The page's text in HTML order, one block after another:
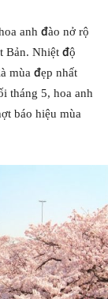
anh đào nở rộ
Bản. Nhiệt độ
mùa đẹp nhất
tháng 5, hoa anh
báo hiệu mùa